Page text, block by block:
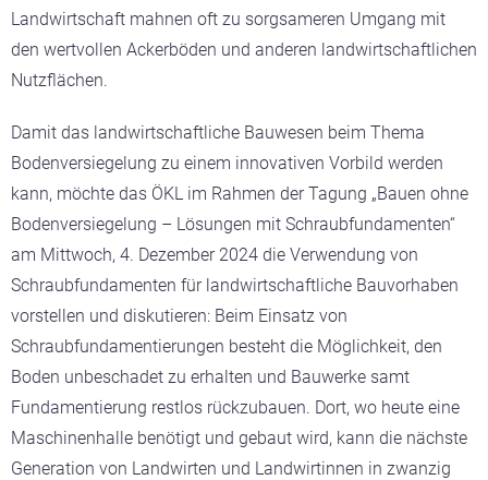
Landwirtschaft mahnen oft zu sorgsameren Umgang mit
den wertvollen Ackerböden und anderen landwirtschaftlichen
Nutzflächen.
Damit das landwirtschaftliche Bauwesen beim Thema
Bodenversiegelung zu einem innovativen Vorbild werden
kann, möchte das ÖKL im Rahmen der Tagung „Bauen ohne
Bodenversiegelung – Lösungen mit Schraubfundamenten“
am Mittwoch, 4. Dezember 2024 die Verwendung von
Schraubfundamenten für landwirtschaftliche Bauvorhaben
vorstellen und diskutieren: Beim Einsatz von
Schraubfundamentierungen besteht die Möglichkeit, den
Boden unbeschadet zu erhalten und Bauwerke samt
Fundamentierung restlos rückzubauen. Dort, wo heute eine
Maschinenhalle benötigt und gebaut wird, kann die nächste
Generation von Landwirten und Landwirtinnen in zwanzig